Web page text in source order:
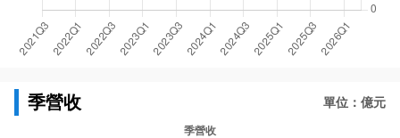
季營收 單位：億元